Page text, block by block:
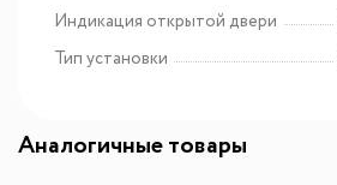
Индикация открытой двери
Тип установки
Аналогичные товары